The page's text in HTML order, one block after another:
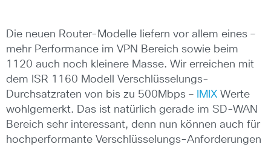
Die neuen Router-Modelle liefern vor allem eines –
mehr Performance im VPN Bereich sowie beim
1120 auch noch kleinere Masse. Wir erreichen mit
dem ISR 1160 Modell Verschlüsselungs-
Durchsatzraten von bis zu 500Mbps –
IMIX Werte
wohlgemerkt. Das ist natürlich gerade im SD-WAN
Bereich sehr interessant, denn nun können auch für
hochperformante Verschlüsselungs-Anforderungen